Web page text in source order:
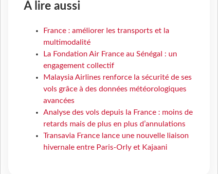
À lire aussi
France : améliorer les transports et la
multimodalité
La Fondation Air France au Sénégal : un
engagement collectif
Malaysia Airlines renforce la sécurité de ses
vols grâce à des données météorologiques
avancées
Analyse des vols depuis la France : moins de
retards mais de plus en plus d’annulations
Transavia France lance une nouvelle liaison
hivernale entre Paris-Orly et Kajaani